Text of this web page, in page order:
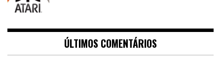
ÚLTIMOS COMENTÁRIOS